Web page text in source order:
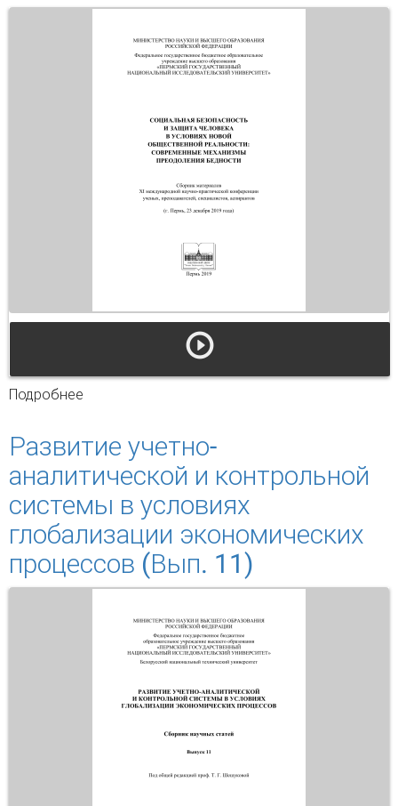
Подробнее
преодоления бедности
Развитие учетно-
аналитической и контрольной
системы в условиях
глобализации экономических
процессов (Вып. 11)